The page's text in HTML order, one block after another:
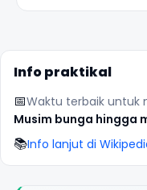
Info praktikal
📅Waktu terbaik untuk
Musim bunga hingga
📚Info lanjut di